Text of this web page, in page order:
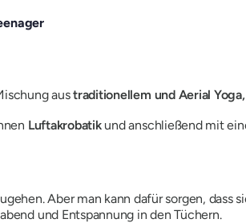
austraditionellem und Aerial
Luftakrobatikund anschließend mit
Aber man kann dafür sorgen, dass
und Entspannung in den Tüchern.